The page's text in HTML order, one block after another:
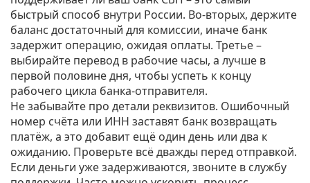
быстрый способ внутри России. Во‑вторых, держите
баланс достаточный для комиссии, иначе банк
задержит операцию, ожидая оплаты. Третье –
выбирайте перевод в рабочие часы, а лучше в
первой половине дня, чтобы успеть к концу
рабочего цикла банка‑отправителя.
Не забывайте про детали реквизитов. Ошибочный
номер счёта или ИНН заставят банк возвращать
платёж, а это добавит ещё один день или два к
ожиданию. Проверьте всё дважды перед отправкой.
Если деньги уже задерживаются, звоните в службу